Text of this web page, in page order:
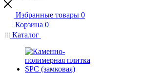
Избранные товары 0
Корзина 0
Каталог